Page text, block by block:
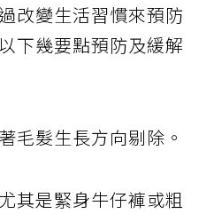
改變生活習慣來預防
下幾要點預防及緩解
毛髮生長方向剔除。
其是緊身牛仔褲或粗